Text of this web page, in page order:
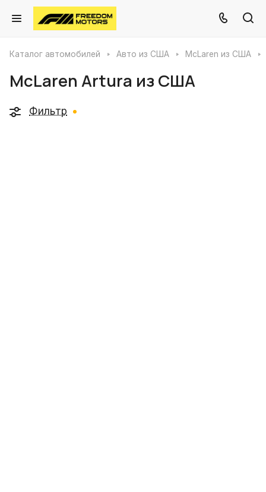
Каталог автомобилей Авто из США McLaren из США
McLaren Artura из США
Фильтр